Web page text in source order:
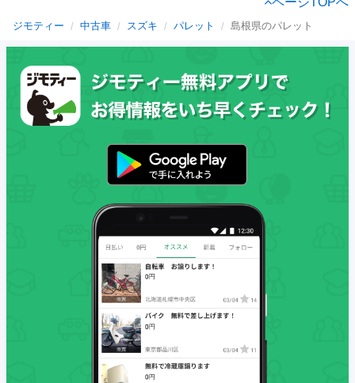
ジモティー 中古車 スズキ パレット 島根県のパレット